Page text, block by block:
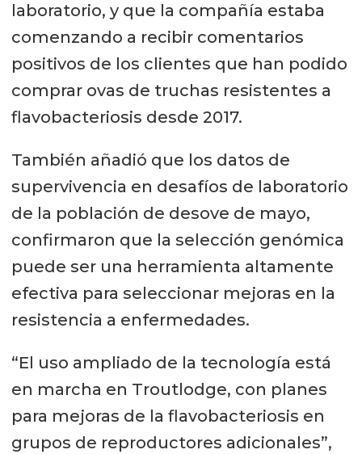
laboratorio, y que la compañía estaba
comenzando a recibir comentarios
positivos de los clientes que han podido
comprar ovas de truchas resistentes a
flavobacteriosis desde 2017.
También añadió que los datos de
supervivencia en desafíos de laboratorio
de la población de desove de mayo,
confirmaron que la selección genómica
puede ser una herramienta altamente
efectiva para seleccionar mejoras en la
resistencia a enfermedades.
“El uso ampliado de la tecnología está
en marcha en Troutlodge, con planes
para mejoras de la flavobacteriosis en
grupos de reproductores adicionales”,